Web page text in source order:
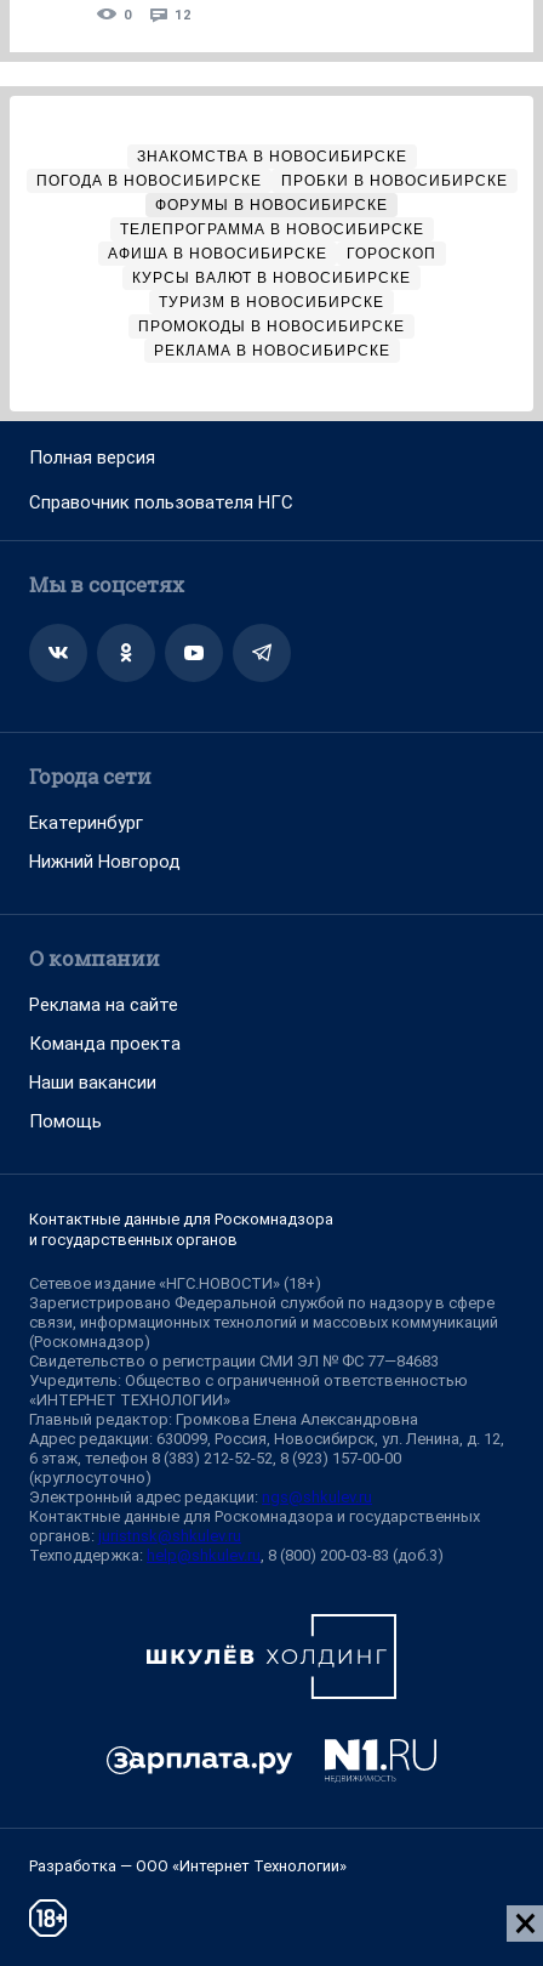
0 12
ЗНАКОМСТВА В НОВОСИБИРСКЕ
ПОГОДА В НОВОСИБИРСКЕ
ПРОБКИ В НОВОСИБИРСКЕ
ФОРУМЫ В НОВОСИБИРСКЕ
ТЕЛЕПРОГРАММА В НОВОСИБИРСКЕ
АФИША В НОВОСИБИРСКЕ
ГОРОСКОП
КУРСЫ ВАЛЮТ В НОВОСИБИРСКЕ
ТУРИЗМ В НОВОСИБИРСКЕ
ПРОМОКОДЫ В НОВОСИБИРСКЕ
РЕКЛАМА В НОВОСИБИРСКЕ
Полная версия
Справочник пользователя НГС
Мы в соцсетях
Города сети
Екатеринбург
Нижний Новгород
О компании
Реклама на сайте
Команда проекта
Наши вакансии
Помощь
Контактные данные для Роскомнадзора
и государственных органов
Сетевое издание «НГС.НОВОСТИ» (18+)
Зарегистрировано Федеральной службой по надзору в сфере
связи, информационных технологий и массовых коммуникаций
(Роскомнадзор)
Свидетельство о регистрации СМИ ЭЛ № ФС 77—84683
Учредитель: Общество с ограниченной ответственностью
«ИНТЕРНЕТ ТЕХНОЛОГИИ»
Главный редактор: Громкова Елена Александровна
Адрес редакции: 630099, Россия, Новосибирск, ул. Ленина, д. 12,
6 этаж, телефон 8 (383) 212-52-52, 8 (923) 157-00-00
(круглосуточно)
Электронный адрес редакции: ngs@shkulev.ru
Контактные данные для Роскомнадзора и государственных
органов: juristnsk@shkulev.ru
Техподдержка: help@shkulev.ru , 8 (800) 200-03-83 (доб.3)
Разработка — ООО «Интернет Технологии»